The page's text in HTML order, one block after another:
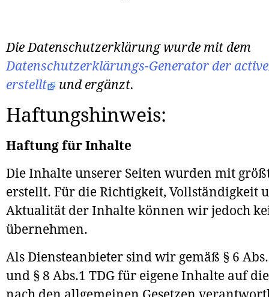
Die Datenschutzerklärung wurde mit dem
Datenschutzerklärungs-Generator der
erstellt
und ergänzt.
Haftungshinweis:
Haftung für Inhalte
Die Inhalte unserer Seiten wurden mit
erstellt. Für die Richtigkeit, Vollständigkeit
Aktualität der Inhalte können wir jedoch
übernehmen.
Als Diensteanbieter sind wir gemäß § 6
und § 8 Abs.1 TDG für eigene Inhalte auf